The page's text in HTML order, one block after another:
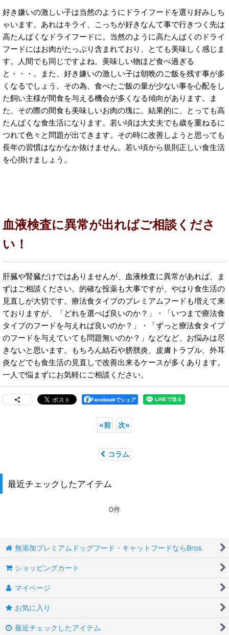
好き嫌いの激しい子は当然のようにドライフードを選り好みしち
ゃいます。あれはキライ、こっちが好きなんて事で行きつく先は
高たんぱくなドライフードに。当然のように高たんぱくのドライ
フードにはお肉がたっぷり含まれており、とても美味しく感じま
す。人間でも同じですよね。美味しい物ほど食べ過ぎる
と・・・。また、好き嫌いの激しい子は朝晩のご飯を残す事が多
くなるでしょう。その為、食べたご飯の量が少ない事を心配をし
た飼い主様が間食を与える機会が多くなる傾向があります。ま
た、その際の間食も美味しいお肉の塊に。結果的に、とっても高
たんぱくな食生活になります。若い頃は大丈夫でも歳を重ねるに
つれて色々と問題が出てきます。その時に改善しようと思っても
長年の習慣はなかなか抜けません。若い頃から規則正しい食生活
を心掛けましょう。
血液検査に異常が出ればご相談くださ
い！
肝臓や腎臓だけではありませんが、血液検査に異常があれば、ま
ずはご相談ください。的確な投薬も大事ですが、やはり食生活の
見直しが大切です。療法食タイプのプレミアムフードも増えて来
ておりますが、「どれを選べば良いのか？」・「いつまで療法食
タイプのフードを与えれば良いのか？」・「ずっと療法食タイプ
のフードを与えていても問題無いのか？」などなど、お悩みは尽
きないと思います。もちろん結石や膀胱炎、皮膚トラブル、外耳
炎などでも食生活の見直しで改善出来るケースが多くあります。
一人で悩まずにお気軽にご相談ください。
Facebookでシェア
«前 次»
コラム
最近チェックしたアイテム
0件
無添加プレミアムドッグフード・キャットフードならBros.
ショッピングカート
マイページ
お気に入り
最近チェックしたアイテム